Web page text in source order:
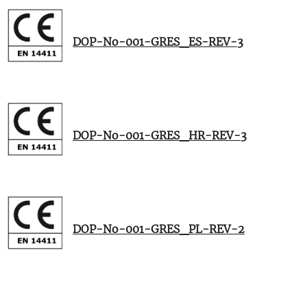
DOP-No-001-GRES_ES-REV-3
DOP-No-001-GRES_HR-REV-3
DOP-No-001-GRES_PL-REV-2